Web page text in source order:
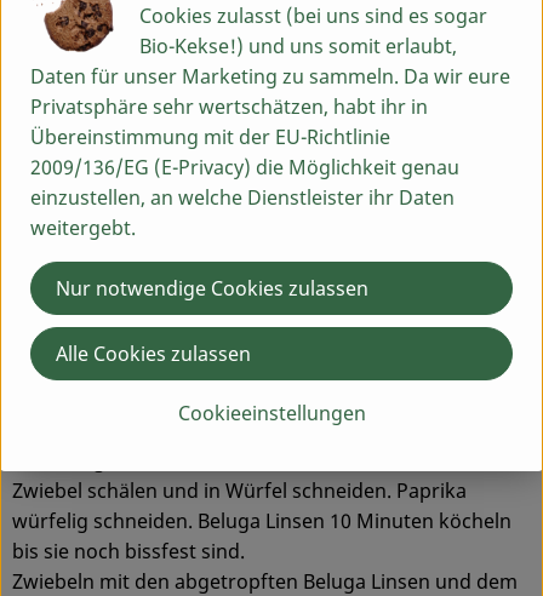
1 Ufo Kürbis
2-3 Zwiebeln
2-3 Paprika
100 g Beluga Linsen
2 EL Tomaten-Paprika-Mark
200 ml Gemüsebrühe
200 ml Sahne
1 TL Harissa Gewürz (oder Ras el Hanout, Curry
oder sonstige leckere Gewürzmischung)
Salz, Öl zum Braten
Zubereitung
Zuerst den Kürbis waschen, dann halbieren, vierteln und
Zwiebel schälen und in Würfel schneiden. Paprika
würfelig schneiden. Beluga Linsen 10 Minuten köcheln
bis sie noch bissfest sind.
Zwiebeln mit den abgetropften Beluga Linsen und dem
Cookies zulasst (bei uns sind es sogar
Bio-Kekse!) und uns somit erlaubt,
Daten für unser Marketing zu sammeln. Da wir eure
Privatsphäre sehr wertschätzen, habt ihr in
Übereinstimmung mit der EU-Richtlinie
2009/136/EG (E-Privacy) die Möglichkeit genau
einzustellen, an welche Dienstleister ihr Daten
weitergebt.
Cookieeinstellungen
Nur notwendige Cookies zulassen
Alle Cookies zulassen